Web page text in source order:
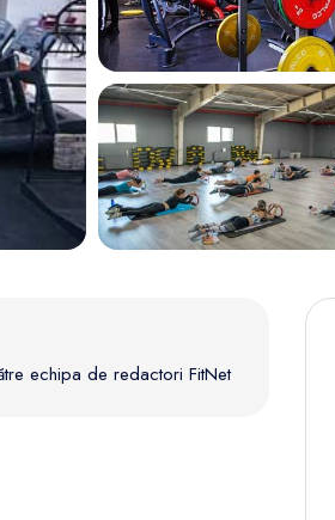
echipa de redactori FitNet